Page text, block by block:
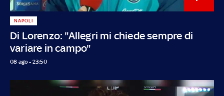
Di Lorenzo: "Allegri mi chiede sempre di
variare in campo"
NAPOLI
08 ago - 23:50